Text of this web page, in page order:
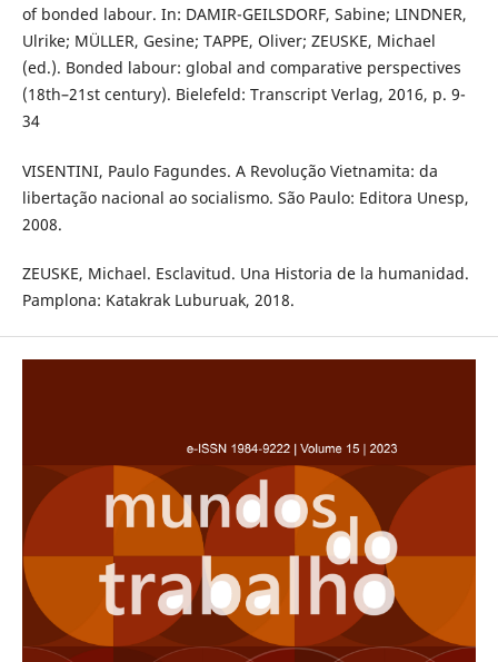
of bonded labour. In: DAMIR-GEILSDORF, Sabine; LINDNER,
Ulrike; MÜLLER, Gesine; TAPPE, Oliver; ZEUSKE, Michael
(ed.). Bonded labour: global and comparative perspectives
(18th–21st century). Bielefeld: Transcript Verlag, 2016, p. 9-
34
VISENTINI, Paulo Fagundes. A Revolução Vietnamita: da
libertação nacional ao socialismo. São Paulo: Editora Unesp,
2008.
ZEUSKE, Michael. Esclavitud. Una Historia de la humanidad.
Pamplona: Katakrak Luburuak, 2018.